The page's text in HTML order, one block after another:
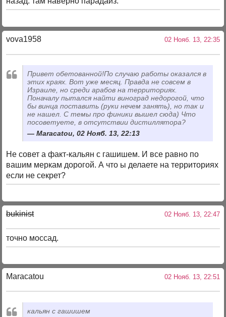
vova1958 02 Нояб. 13, 22:35
Привет обетованной!По случаю работы оказался в
этих краях. Вот уже месяц. Правда не совсем в
Израиле, но среди арабов на территориях.
Поначалу пытался найти виноград недорогой, что
бы винца поставить (руки нечем занять), но так и
не нашел. С темы про финики вышел сюда) Что
посоветуете, в отсутствии дистиллятора?
Maracatou, 02 Нояб. 13, 22:13
Не совет а факт-кальян с гашишем. И все равно по
вашим меркам дорогой. А что ы делаете на территориях
если не секрет?
bukinist 02 Нояб. 13, 22:47
точно моссад.
Maracatou 02 Нояб. 13, 22:51
кальян с гашишем